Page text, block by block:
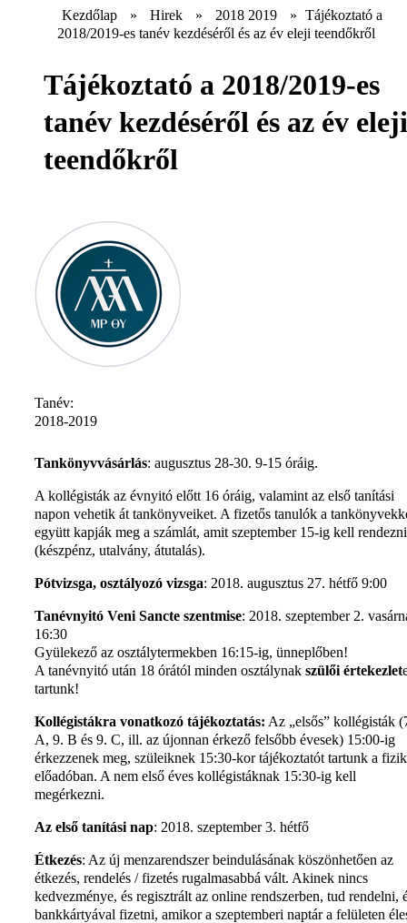
Kezdőlap » Hirek » 2018 2019 » Tájékoztató a
2018/2019-es tanév kezdéséről és az év eleji teendőkről
Tájékoztató a 2018/2019-es
tanév kezdéséről és az év eleji
teendőkről
Tanév:
2018-2019
Tankönyvvásárlás: augusztus 28-30. 9-15 óráig.
A kollégisták az évnyitó előtt 16 óráig, valamint az első tanítási
napon vehetik át tankönyveiket. A fizetős tanulók a
együtt kapják meg a számlát, amit szeptember 15-ig kell
(készpénz, utalvány, átutalás).
Pótvizsga, osztályozó vizsga: 2018. augusztus 27. hétfő 9:00
Tanévnyitó Veni Sancte szentmise: 2018. szeptember 2.
16:30
Gyülekező az osztálytermekben 16:15-ig, ünneplőben!
A tanévnyitó után 18 órától minden osztálynak szülői értekezlet
tartunk!
Kollégistákra vonatkozó tájékoztatás: Az „elsős” kollégisták
A, 9. B és 9. C, ill. az újonnan érkező felsőbb évesek) 15:00-ig
érkezzenek meg, szüleiknek 15:30-kor tájékoztatót tartunk a
előadóban. A nem első éves kollégistáknak 15:30-ig kell
megérkezni.
Az első tanítási nap: 2018. szeptember 3. hétfő
Étkezés: Az új menzarendszer beindulásának köszönhetően az
étkezés, rendelés / fizetés rugalmasabbá vált. Akinek nincs
kedvezménye, és regisztrált az online rendszerben, tud rendelni,
bankkártyával fizetni, amikor a szeptemberi naptár a felületen